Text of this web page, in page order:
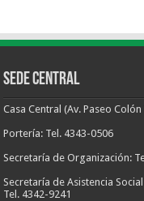
Sede Central
Casa Central (Av. Paseo
Portería: Tel. 4343-0506
Secretaría de Organización:
Secretaría de Asistencia
Tel. 4342-9241